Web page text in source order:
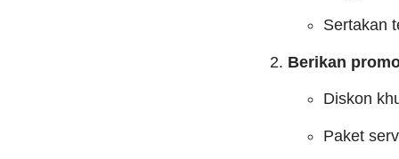
Sertakan
Berikan
Diskon
Paket